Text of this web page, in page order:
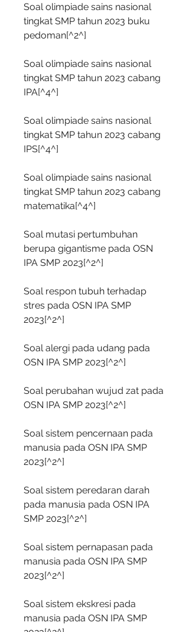
Soal olimpiade sains nasional
tingkat SMP tahun 2023 buku
pedoman[^2^]
Soal olimpiade sains nasional
tingkat SMP tahun 2023 cabang
IPA[^4^]
Soal olimpiade sains nasional
tingkat SMP tahun 2023 cabang
IPS[^4^]
Soal olimpiade sains nasional
tingkat SMP tahun 2023 cabang
matematika[^4^]
Soal mutasi pertumbuhan
berupa gigantisme pada OSN
IPA SMP 2023[^2^]
Soal respon tubuh terhadap
stres pada OSN IPA SMP
2023[^2^]
Soal alergi pada udang pada
OSN IPA SMP 2023[^2^]
Soal perubahan wujud zat pada
OSN IPA SMP 2023[^2^]
Soal sistem pencernaan pada
manusia pada OSN IPA SMP
2023[^2^]
Soal sistem peredaran darah
pada manusia pada OSN IPA
SMP 2023[^2^]
Soal sistem pernapasan pada
manusia pada OSN IPA SMP
2023[^2^]
Soal sistem ekskresi pada
manusia pada OSN IPA SMP